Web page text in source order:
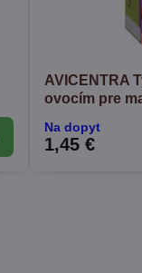
AVICENTRA
ovocím pre
Na dopyt
1,45 €